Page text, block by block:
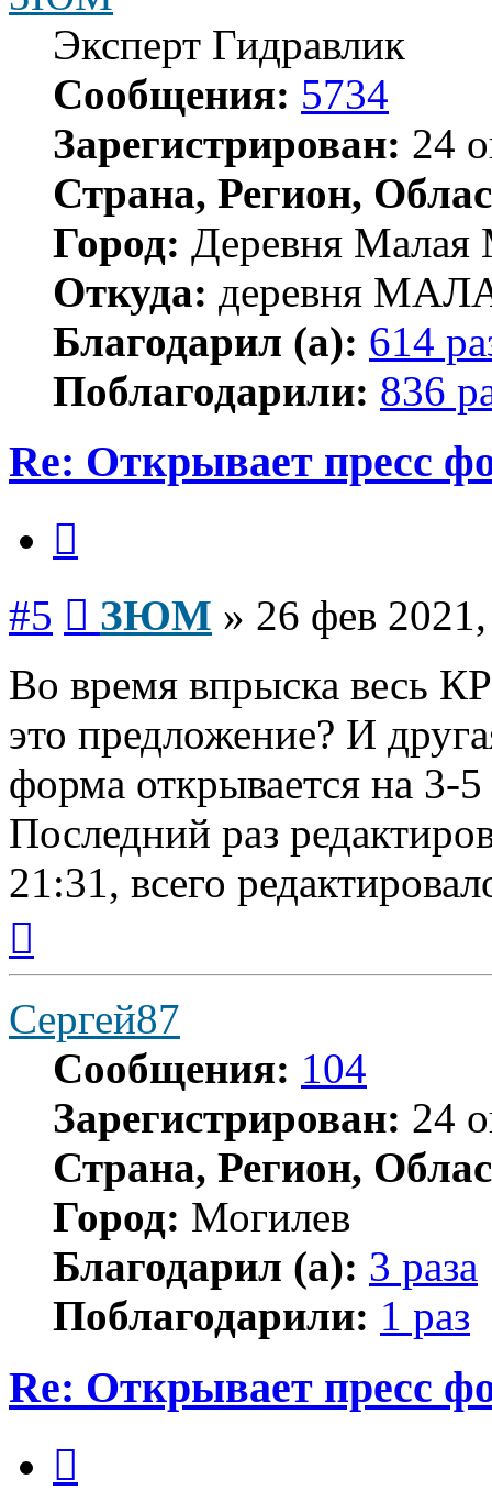
Эксперт Гидравлик
Сообщения: 5734
Зарегистрирован: 24
Страна, Регион,
Город: Деревня Малая
Откуда: деревня
Благодарил (а): 614
Поблагодарили: 836
Re: Открывает пресс
#5 ЗЮМ » 26 фев
Во время впрыска весь
это предложение? И
форма открывается на 3-
Последний раз
21:31, всего
началу
Сергей87
Сообщения: 104
Зарегистрирован: 24
Страна, Регион,
Город: Могилев
Благодарил (а): 3 раза
Поблагодарили: 1 раз
Re: Открывает пресс